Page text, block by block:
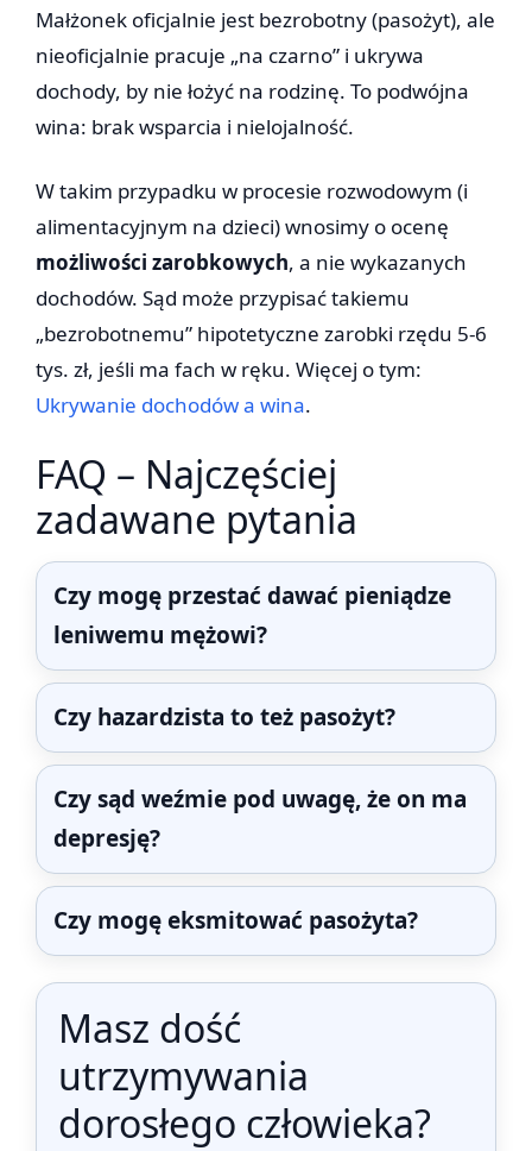
Małżonek oficjalnie jest bezrobotny (pasożyt), ale
nieoficjalnie pracuje „na czarno” i ukrywa
dochody, by nie łożyć na rodzinę. To podwójna
wina: brak wsparcia i nielojalność.
W takim przypadku w procesie rozwodowym (i
alimentacyjnym na dzieci) wnosimy o ocenę
możliwości zarobkowych, a nie wykazanych
dochodów. Sąd może przypisać takiemu
„bezrobotnemu” hipotetyczne zarobki rzędu 5-6
tys. zł, jeśli ma fach w ręku. Więcej o tym:
Ukrywanie dochodów a wina.
FAQ – Najczęściej
zadawane pytania
Czy mogę przestać dawać pieniądze
leniwemu mężowi?
Czy hazardzista to też pasożyt?
Czy sąd weźmie pod uwagę, że on ma
depresję?
Czy mogę eksmitować pasożyta?
Masz dość
utrzymywania
dorosłego człowieka?